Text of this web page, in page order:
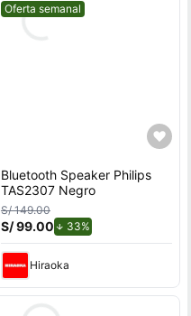
Mejor precio.
Oferta semanal
Bluetooth Speaker Philips
TAS2307 Negro
S/ 149.00
S/ 99.00 33%de descuento.
Hiraoka